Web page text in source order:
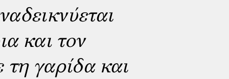
και τον
τη γαρίδα και